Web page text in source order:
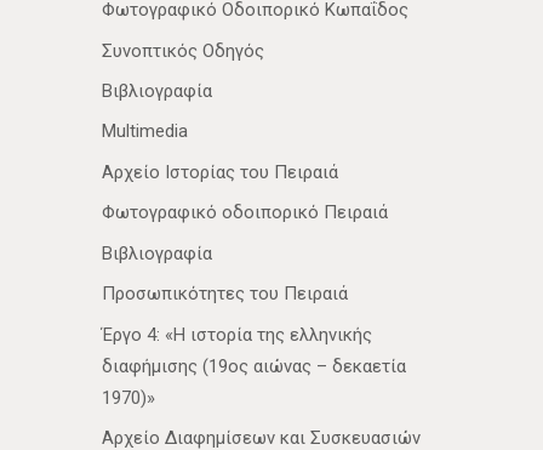
Φωτογραφικό Οδοιπορικό Κωπαΐδος
Συνοπτικός Οδηγός
Βιβλιογραφία
Multimedia
Αρχείο Ιστορίας του Πειραιά
Φωτογραφικό οδοιπορικό Πειραιά
Βιβλιογραφία
Προσωπικότητες του Πειραιά
Έργο 4: «Η ιστορία της ελληνικής
διαφήμισης (19ος αιώνας – δεκαετία
1970)»
Αρχείο Διαφημίσεων και Συσκευασιών